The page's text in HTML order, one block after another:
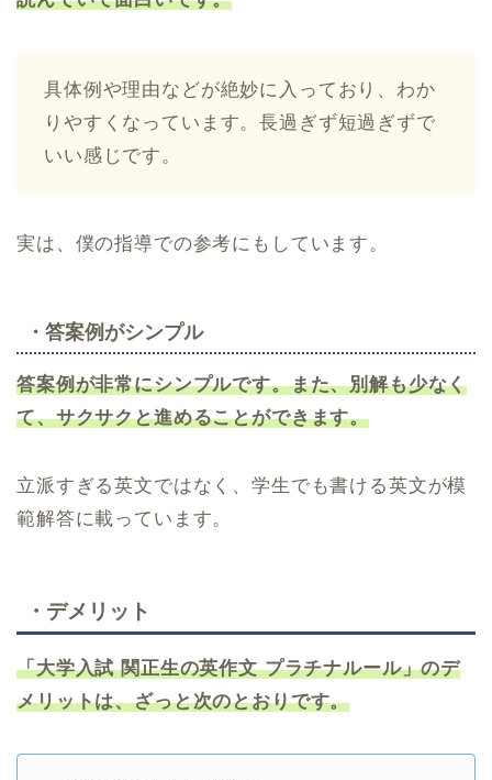
具体例や理由などが絶妙に入っており、わか
りやすくなっています。長過ぎず短過ぎずで
いい感じです。
実は、僕の指導での参考にもしています。
・答案例がシンプル
答案例が非常にシンプルです。また、別解も少なく
て、サクサクと進めることができます。
立派すぎる英文ではなく、学生でも書ける英文が模
範解答に載っています。
・デメリット
「大学入試 関正生の英作文 プラチナルール」のデ
メリットは、ざっと次のとおりです。